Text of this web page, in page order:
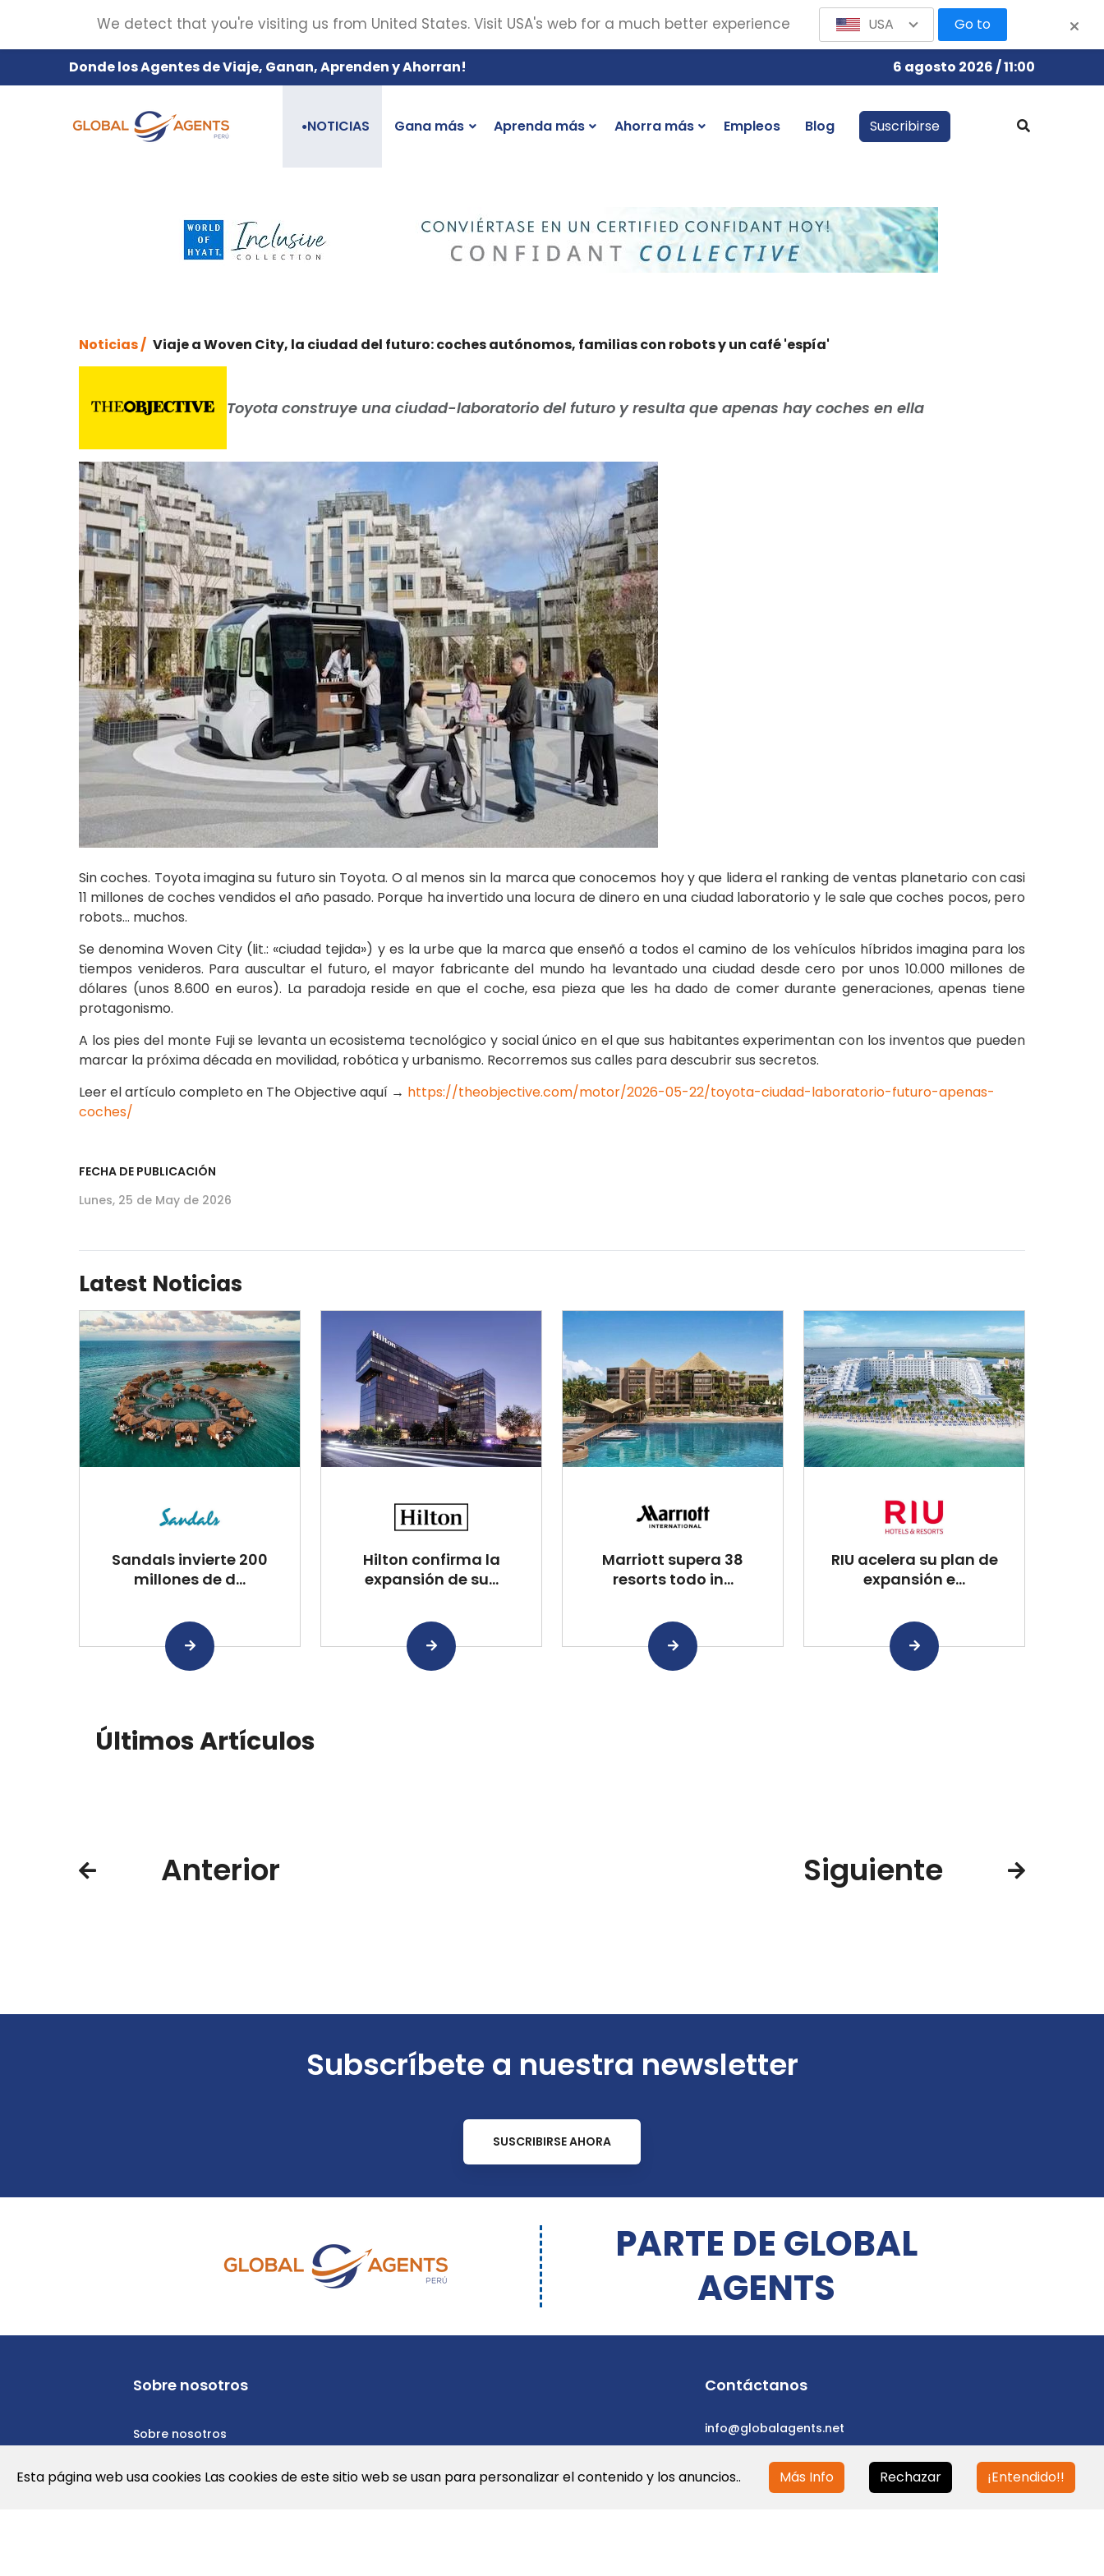
Donde los Agentes de Viaje, Ganan, Aprenden y Ahorran! 6 agosto 2026 / 11:00
●NOTICIAS Gana más Aprenda más Ahorra más Empleos Blog Suscribirse
Noticias / Viaje a Woven City, la ciudad del futuro: coches autónomos, familias con robots y un café 'espía'
Toyota construye una ciudad-laboratorio del futuro y resulta que apenas hay coches en ella
Sin coches. Toyota imagina su futuro sin Toyota. O al menos sin la marca que conocemos hoy y que lidera el ranking de ventas planetario con casi
11 millones de coches vendidos el año pasado. Porque ha invertido una locura de dinero en una ciudad laboratorio y le sale que coches pocos, pero
robots… muchos.
Se denomina Woven City (lit.: «ciudad tejida») y es la urbe que la marca que enseñó a todos el camino de los vehículos híbridos imagina para los
tiempos venideros. Para auscultar el futuro, el mayor fabricante del mundo ha levantado una ciudad desde cero por unos 10.000 millones de
dólares (unos 8.600 en euros). La paradoja reside en que el coche, esa pieza que les ha dado de comer durante generaciones, apenas tiene
protagonismo.
A los pies del monte Fuji se levanta un ecosistema tecnológico y social único en el que sus habitantes experimentan con los inventos que pueden
marcar la próxima década en movilidad, robótica y urbanismo. Recorremos sus calles para descubrir sus secretos.
Leer el artículo completo en The Objective aquí → https://theobjective.com/motor/2026-05-22/toyota-ciudad-laboratorio-futuro-apenas-
coches/
FECHA DE PUBLICACIÓN
Lunes, 25 de May de 2026
Latest Noticias
Sandals invierte 200
millones de d...
Hilton confirma la
expansión de su...
Marriott supera 38
resorts todo in...
RIU acelera su plan de
expansión e...
Últimos Artículos
Anterior Siguiente
Subscríbete a nuestra newsletter
SUSCRIBIRSE AHORA
PARTE DE GLOBAL
AGENTS
Sobre nosotros
Sobre nosotros
Política de privacidad
Contáctanos
info@globalagents.net
Esta página web usa cookies Las cookies de este sitio web se usan para personalizar el contenido y los anuncios.. Más Info Rechazar ¡Entendido!!
We detect that you're visiting us from United States. Visit USA's web for a much better experience USA Go to